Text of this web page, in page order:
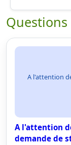
A l'attention
A l'attention
demande de